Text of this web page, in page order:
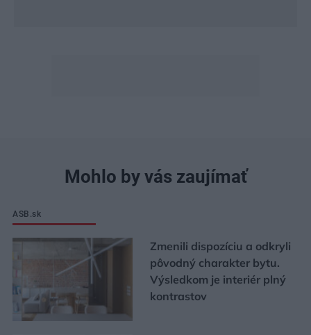
Mohlo by vás zaujímať
ASB.sk
Zmenili dispozíciu a odkryli
pôvodný charakter bytu.
Výsledkom je interiér plný
kontrastov